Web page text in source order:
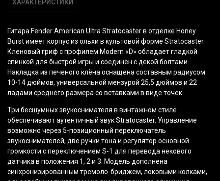
ХАРАКТЕРИСТИКИ
Гитара Fender American Ultra Stratocaster в отделке Honey
Burstимеет корпус из ольхи в культовой форме Stratocaster.
Кленовый гриф с профилем Modern «D» обладает гладкой
спинкой для быстрой игры и соединён с декой болтами.
Накладка из печеного клёна оснащена составным радиусом
10-14 дюймов, универсальной мензурой 25,5 дюймов и 22
ладами среднего размера со вставками в виде точек.
Три бесшумных звукоснимателя в винтажном стиле
обеспечивают аутентичный звук Stratocaster. Управление
возможно через 5-позиционный переключатель
звукоснимателей, две ручки тона и регулятор основной
громкости с переключением S-1 для перевода некового
датчика в положения 1, 2 и 3. Модель дополнена
синхронизированным тремоло-бриджем, локовыми колками,